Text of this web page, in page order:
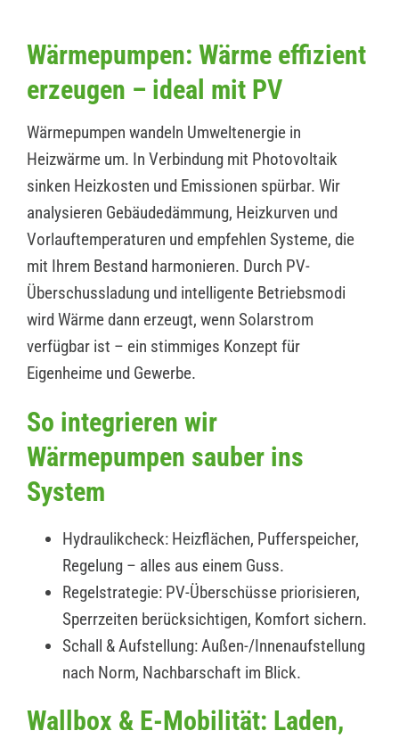
Wärmepumpen: Wärme effizient
erzeugen – ideal mit PV
Wärmepumpen wandeln Umweltenergie in
Heizwärme um. In Verbindung mit Photovoltaik
sinken Heizkosten und Emissionen spürbar. Wir
analysieren Gebäudedämmung, Heizkurven und
Vorlauftemperaturen und empfehlen Systeme, die
mit Ihrem Bestand harmonieren. Durch PV-
Überschussladung und intelligente Betriebsmodi
wird Wärme dann erzeugt, wenn Solarstrom
verfügbar ist – ein stimmiges Konzept für
Eigenheime und Gewerbe.
So integrieren wir
Wärmepumpen sauber ins
System
Hydraulikcheck: Heizflächen, Pufferspeicher,
Regelung – alles aus einem Guss.
Regelstrategie: PV-Überschüsse priorisieren,
Sperrzeiten berücksichtigen, Komfort sichern.
Schall & Aufstellung: Außen-/Innenaufstellung
nach Norm, Nachbarschaft im Blick.
Wallbox & E-Mobilität: Laden,